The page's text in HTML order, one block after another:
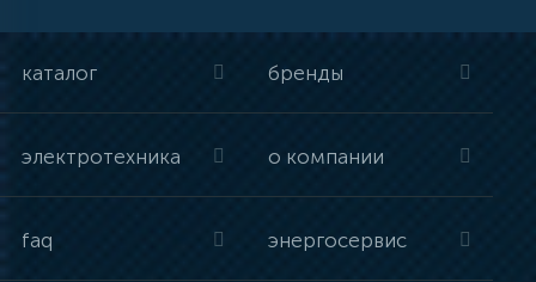
каталог бренды
электротехника о компании
faq энергосервис